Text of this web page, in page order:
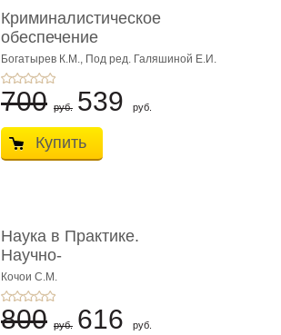
Криминалистическое
обеспечение
медиабезопас� ...
Богатырев К.М., Под ред. Галяшиной Е.И.
700 руб. 539 руб.
Купить
Наука в Практике.
Научно-
консультационные (пра
...
Кочои С.М.
800 руб. 616 руб.